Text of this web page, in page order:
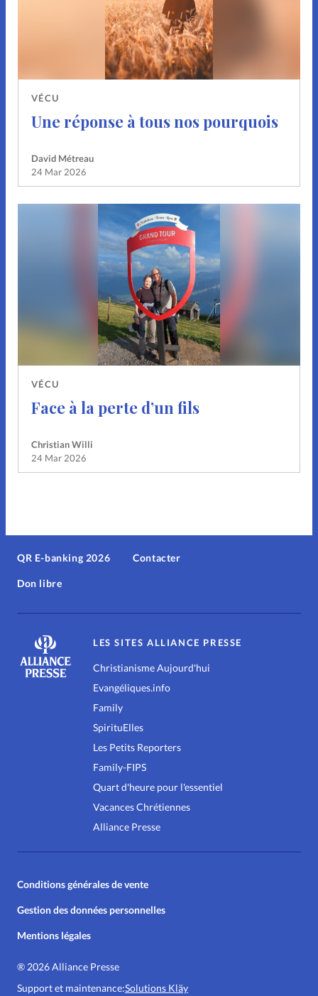
VÉCU
Une réponse à tous nos pourquois
David Métreau
24 Mar 2026
VÉCU
Face à la perte d’un fils
Christian Willi
24 Mar 2026
QR E-banking 2026
Don libre
Contacter
LES SITES ALLIANCE PRESSE
Christianisme Aujourd'hui
Evangéliques.info
Family
SpirituElles
Les Petits Reporters
Family-FIPS
Quart d'heure pour l'essentiel
Vacances Chrétiennes
Alliance Presse
Conditions générales de vente
Gestion des données personnelles
Mentions légales
® 2026 Alliance Presse
Support et maintenance:Solutions Kläy